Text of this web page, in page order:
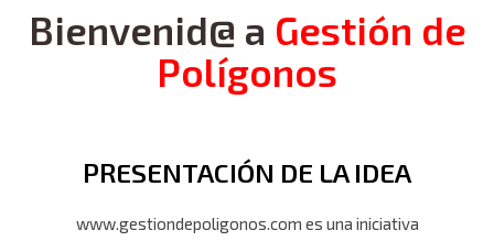
Bienvenid@ a Gestión de
Polígonos
PRESENTACIÓN DE LA IDEA
www.gestiondepoligonos.com es una iniciativa